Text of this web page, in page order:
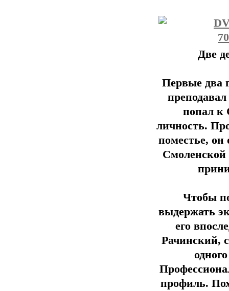
Две
Первые два
попал к
личность.
поместье, он
Смоленской
Чтобы
выдержать
его
Рачинский,
профиль.